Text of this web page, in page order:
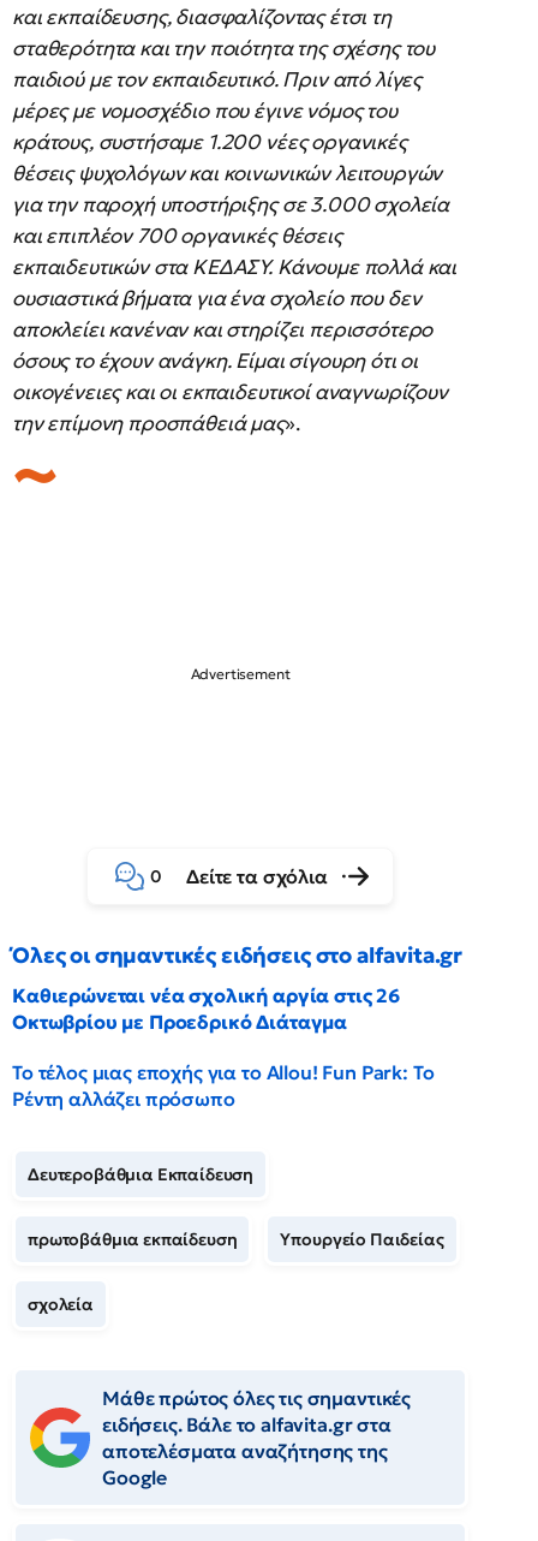
και εκπαίδευσης, διασφαλίζοντας έτσι τη
σταθερότητα και την ποιότητα της σχέσης του
παιδιού με τον εκπαιδευτικό. Πριν από λίγες
μέρες με νομοσχέδιο που έγινε νόμος του
κράτους, συστήσαμε 1.200 νέες οργανικές
θέσεις ψυχολόγων και κοινωνικών λειτουργών
για την παροχή υποστήριξης σε 3.000 σχολεία
και επιπλέον 700 οργανικές θέσεις
εκπαιδευτικών στα ΚΕΔΑΣΥ. Κάνουμε πολλά και
ουσιαστικά βήματα για ένα σχολείο που δεν
αποκλείει κανέναν και στηρίζει περισσότερο
όσους το έχουν ανάγκη. Είμαι σίγουρη ότι οι
οικογένειες και οι εκπαιδευτικοί αναγνωρίζουν
την επίμονη προσπάθειά μας».
0 Δείτε τα σχόλια
Όλες οι σημαντικές ειδήσεις στο alfavita.gr
Καθιερώνεται νέα σχολική αργία στις 26
Οκτωβρίου με Προεδρικό Διάταγμα
Το τέλος μιας εποχής για το Allou! Fun Park: Το
Ρέντη αλλάζει πρόσωπο
Δευτεροβάθμια Εκπαίδευση
πρωτοβάθμια εκπαίδευση Υπουργείο Παιδείας
σχολεία
Μάθε πρώτος όλες τις σημαντικές
ειδήσεις. Βάλε το alfavita.gr στα
αποτελέσματα αναζήτησης της
Google